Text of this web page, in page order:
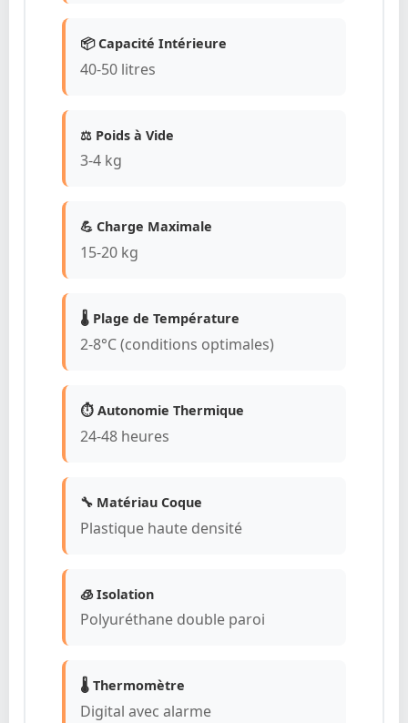
📦 Capacité Intérieure
40-50 litres
⚖️ Poids à Vide
3-4 kg
💪 Charge Maximale
15-20 kg
🌡️ Plage de Température
2-8°C (conditions optimales)
⏱️ Autonomie Thermique
24-48 heures
🔧 Matériau Coque
Plastique haute densité
🧊 Isolation
Polyuréthane double paroi
🌡️ Thermomètre
Digital avec alarme